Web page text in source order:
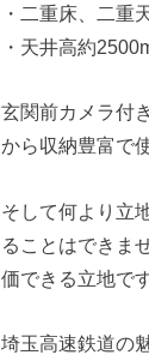
・二重床、二重
・天井高約
玄関前カメラ付
から収納豊富で
そして何より立
ることはできま
価できる立地で
埼玉高速鉄道の